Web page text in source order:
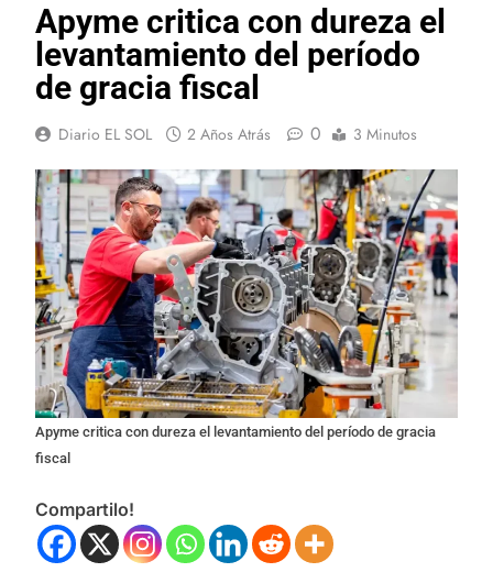
Apyme critica con dureza el
levantamiento del período
de gracia fiscal
Diario EL SOL 2 Años Atrás 0 3 Minutos
Apyme critica con dureza el levantamiento del período de gracia
fiscal
Compartilo!